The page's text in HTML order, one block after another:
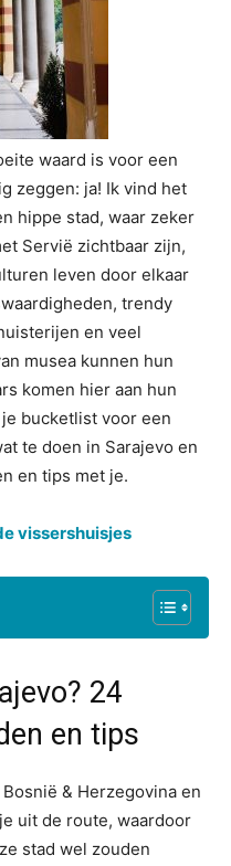
waard is voor een
zeggen: ja! Ik vind het
hippe stad, waar zeker
Servië zichtbaar zijn,
leven door elkaar
trendy
en veel
musea kunnen hun
komen hier aan hun
bucketlist voor een
te doen in Sarajevo en
en tips met je.
vissershuisjes
24
en tips
& Herzegovina en
uit de route, waardoor
stad wel zouden